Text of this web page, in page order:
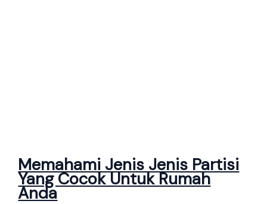
Memahami Jenis Jenis Partisi
Yang Cocok Untuk Rumah
Anda